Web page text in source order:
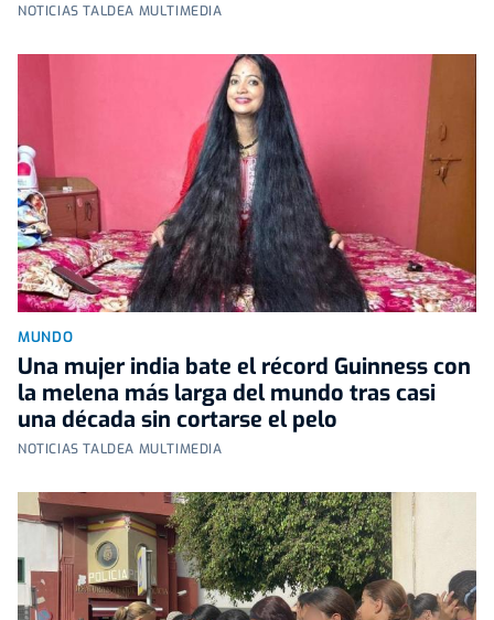
NOTICIAS TALDEA MULTIMEDIA
MUNDO
Una mujer india bate el récord Guinness con
la melena más larga del mundo tras casi
una década sin cortarse el pelo
NOTICIAS TALDEA MULTIMEDIA